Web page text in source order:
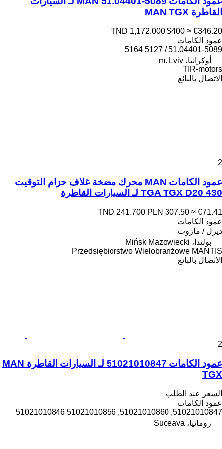
القاطرة MAN TGX
TND 1,172.000 $400 ≈ €346.20
عمود الكامات
51.04401-5089 / 5127 5164
أوكرانيا، m. Lviv
TIR-motors
الاتصال بالبائع
2
عمود الكامات MAN محرك مضخة غلاف حزام التوقيت
TGA TGX D20 430 لـ السيارات القاطرة
TND 241.700 PLN 307.50 ≈ €71.41
عمود الكامات
ديزل / مازوت
بولندا، Mińsk Mazowiecki
Przedsiębiorstwo Wielobranżowe MANTIS
الاتصال بالبائع
2
عمود الكامات 51021010847 لـ السيارات القاطرة MAN
TGX
السعر عند الطلب
عمود الكامات
51021010847, 51021010860, 51021010856 51021010846
رومانيا، Suceava